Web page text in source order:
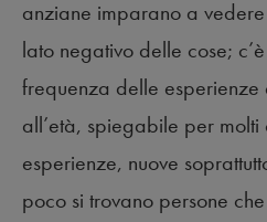
anziane imparano a
lato negativo delle cose;
frequenza delle esperienze
all’età, spiegabile per
esperienze, nuove
poco si trovano persone